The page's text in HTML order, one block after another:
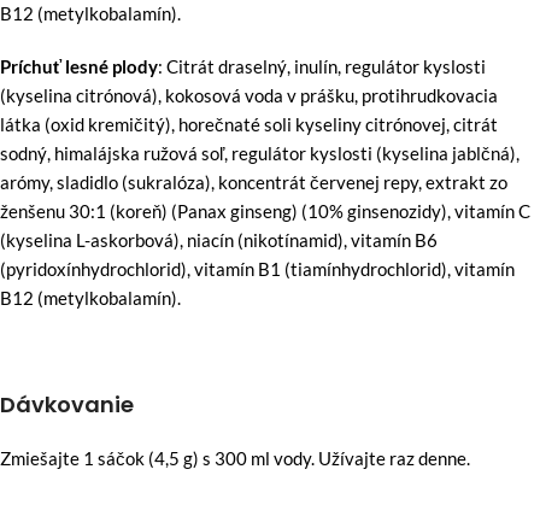
B12 (metylkobalamín).
Príchuť lesné plody: Citrát draselný, inulín, regulátor kyslosti
(kyselina citrónová), kokosová voda v prášku, protihrudkovacia
látka (oxid kremičitý), horečnaté soli kyseliny citrónovej, citrát
sodný, himalájska ružová soľ, regulátor kyslosti (kyselina jablčná),
arómy, sladidlo (sukralóza), koncentrát červenej repy, extrakt zo
ženšenu 30:1 (koreň) (Panax ginseng) (10% ginsenozidy), vitamín C
(kyselina L-askorbová), niacín (nikotínamid), vitamín B6
(pyridoxínhydrochlorid), vitamín B1 (tiamínhydrochlorid), vitamín
B12 (metylkobalamín).
Dávkovanie
Zmiešajte 1 sáčok (4,5 g) s 300 ml vody. Užívajte raz denne.